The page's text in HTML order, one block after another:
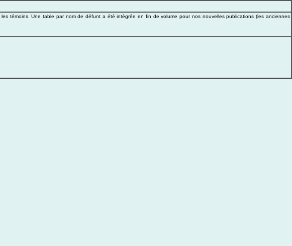
témoins. Une table par nom de défunt a été intégrée en fin de volume pour nos nouvelles publications (les anciennes